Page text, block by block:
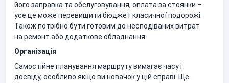
його заправка та обслуговування, оплата за стоянки –
усе це може перевищити бюджет класичної подорожі.
Також потрібно бути готовим до несподіваних витрат
на ремонт або додаткове обладнання.
Організація
Самостійне планування маршруту вимагає часу і
досвіду, особливо якщо ви новачок у цій справі. Ще